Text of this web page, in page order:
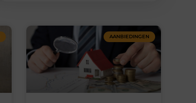
AANBIEDINGEN